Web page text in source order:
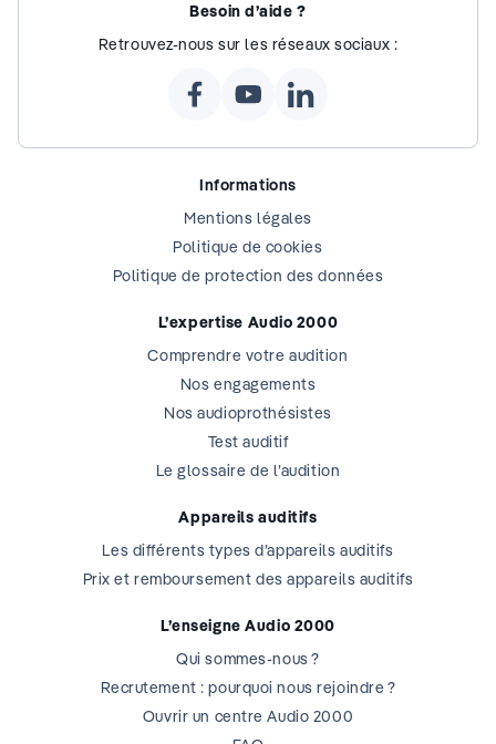
Besoin d’aide ?
Retrouvez-nous sur les réseaux sociaux :
Informations
Mentions légales
Politique de cookies
Politique de protection des données
L’expertise Audio 2000
Comprendre votre audition
Nos engagements
Nos audioprothésistes
Test auditif
Le glossaire de l’audition
Appareils auditifs
Les différents types d’appareils auditifs
Prix et remboursement des appareils auditifs
L’enseigne Audio 2000
Qui sommes-nous ?
Recrutement : pourquoi nous rejoindre ?
Ouvrir un centre Audio 2000